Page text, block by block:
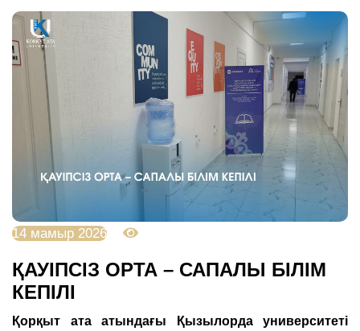
14 мамыр 2026
ҚАУІПСІЗ ОРТА – САПАЛЫ БІЛІМ
КЕПІЛІ
Қорқыт ата атындағы Қызылорда университеті